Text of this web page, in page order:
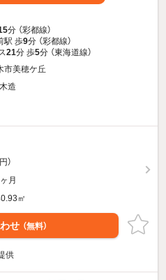
分 （彩都線）
駅 歩9分 （彩都線）
21分 歩5分 （東海道線）
市美穂ケ丘
造
）
月
㎡
せ （無料）
供